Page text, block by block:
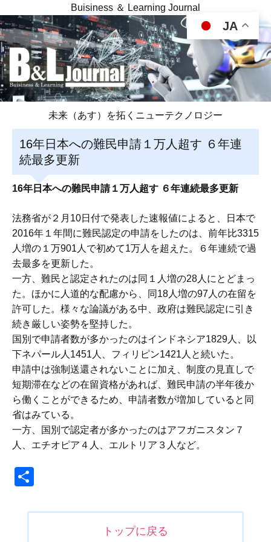
Buisiness ＆ Learning Journal
未来（あす）を拓くニューテクノロジー
16年日本への難民申請１万人超す ６年連
続最多更新
16年日本への難民申請１万人超す ６年連続最多更新
法務省が２月10日付で発表した速報値によると、日本で
2016年１年間に難民認定の申請をしたのは、前年比3315
人増の１万901人で初めて1万人を超えた。６年連続で過
去最多を更新した。
一方、難民と認定されたのは同１人増の28人にとどまっ
た。ほかに人道的な配慮から、同18人増の97人の在留を
許可した。様々な論議がある中、政府は難民認定に引き
続き厳しい姿勢を堅持した。
国別で申請者数が多かったのはインドネシア1829人、以
下ネパール人1451人、フィリピン1421人と続いた。
申請中は強制送還されないことに加え、制度の見直しで
短期滞在などの在留資格があれば、難民申請の半年後か
ら働くことができるため、申請者数が増加していると同
省はみている。
一方、国別で認定者が多かったのはアフガニスタン７
人、エチオピア４人、エルトリア３人など。
トップに戻る
JA